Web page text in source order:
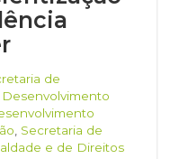
de
Secretaria de
e de Direitos